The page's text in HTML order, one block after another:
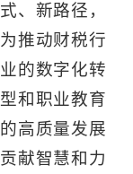
式、新路径，
为推动财税行
业的数字化转
型和职业教育
的高质量发展
贡献智慧和力